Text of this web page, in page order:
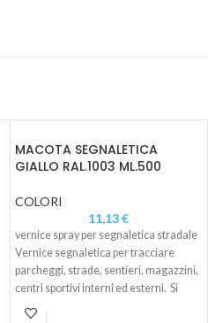
MACOTA SEGNALETICA
GIALLO RAL.1003 ML.500
COLORI
11,13€
vernice spray per segnaletica stradale
Vernice segnaletica per tracciare
parcheggi, strade, sentieri, magazzini,
centri sportivi interni ed esterni. Si
applica